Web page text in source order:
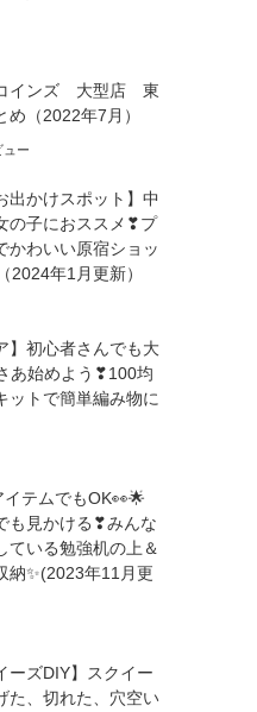
インズ 大型店 東
め（2022年7月）
ュー
出かけスポット】中
の子におススメ❣プ
かわいい原宿ショッ
2024年1月更新）
】初心者さんでも大
あ始めよう❣100均
ットで簡単編み物に
イテムでもOK👀🌟
も見かける❣みんな
ている勉強机の上＆
納✨(2023年11月更
ーズDIY】スクイー
た、切れた、穴空い